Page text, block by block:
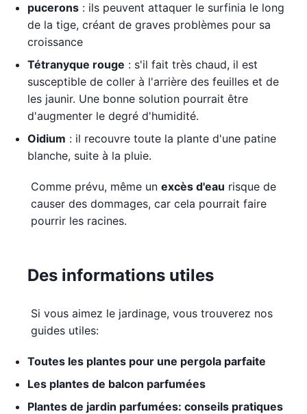
pucerons : ils peuvent attaquer le surfinia le long
de la tige, créant de graves problèmes pour sa
croissance
Tétranyque rouge : s'il fait très chaud, il est
susceptible de coller à l'arrière des feuilles et de
les jaunir. Une bonne solution pourrait être
d'augmenter le degré d'humidité.
Oidium : il recouvre toute la plante d'une patine
blanche, suite à la pluie.
Comme prévu, même un excès d'eau risque de
causer des dommages, car cela pourrait faire
pourrir les racines.
Des informations utiles
Si vous aimez le jardinage, vous trouverez nos
guides utiles:
Toutes les plantes pour une pergola parfaite
Les plantes de balcon parfumées
Plantes de jardin parfumées: conseils pratiques